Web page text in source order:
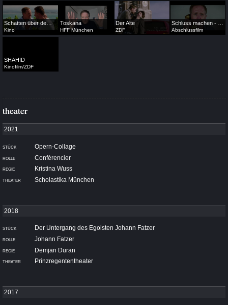
Schatten über dem Bodensee
Kino
Toskana
HFF München
Der Alte
ZDF Abschlussfilm
SHAHID
Kinofilm/ZDF
theater
theater
Opern-Collage
Conférencier
Kristina Wuss
Scholastika München
Der Untergang des Egoisten Johann Fatzer
Johann Fatzer
Demjan Duran
Prinzregententheater